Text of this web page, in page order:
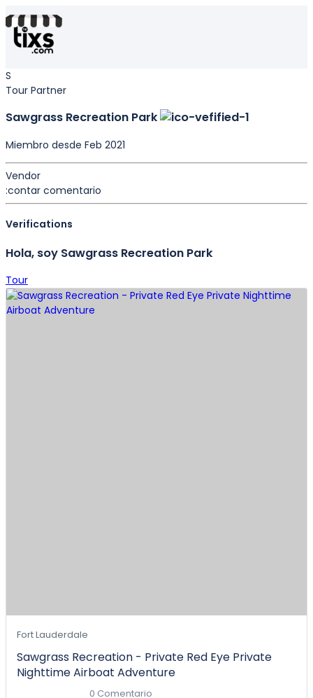
S
Tour Partner
Sawgrass Recreation Park
Miembro desde Feb 2021
Vendor
:contar comentario
Verifications
Hola, soy Sawgrass Recreation Park
Tour
Fort Lauderdale
Sawgrass Recreation - Private Red Eye Private
Nighttime Airboat Adventure
0 Comentario